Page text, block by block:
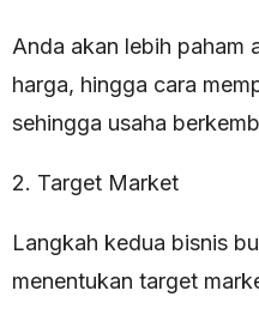
Anda akan lebih paham
harga, hingga cara
sehingga usaha
2. Target Market
Langkah kedua bisnis
menentukan target